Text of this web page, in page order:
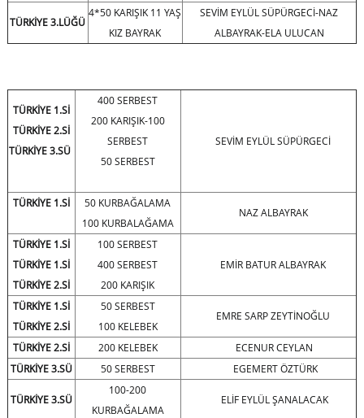
TÜRKİYE 3.LÜĞÜ
4*50 KARIŞIK 11 YAŞ
KIZ BAYRAK
SEVİM EYLÜL SÜPÜRGECİ-NAZ
ALBAYRAK-ELA ULUCAN
TÜRKİYE 1.Sİ
TÜRKİYE 2.Sİ
TÜRKİYE 3.SÜ
400 SERBEST
200 KARIŞIK-100
SERBEST
50 SERBEST
SEVİM EYLÜL SÜPÜRGECİ
TÜRKİYE 1.Sİ
50 KURBAĞALAMA
100 KURBALAĞAMA
NAZ ALBAYRAK
TÜRKİYE 1.Sİ
TÜRKİYE 1.Sİ
TÜRKİYE 2.Sİ
100 SERBEST
400 SERBEST
200 KARIŞIK
EMİR BATUR ALBAYRAK
TÜRKİYE 1.Sİ
TÜRKİYE 2.Sİ
50 SERBEST
100 KELEBEK
EMRE SARP ZEYTİNOĞLU
TÜRKİYE 2.Sİ 200 KELEBEK
ECENUR CEYLAN
TÜRKİYE 3.SÜ
50 SERBEST EGEMERT ÖZTÜRK
TÜRKİYE 3.SÜ
100-200
KURBAĞALAMA
ELİF EYLÜL ŞANALACAK